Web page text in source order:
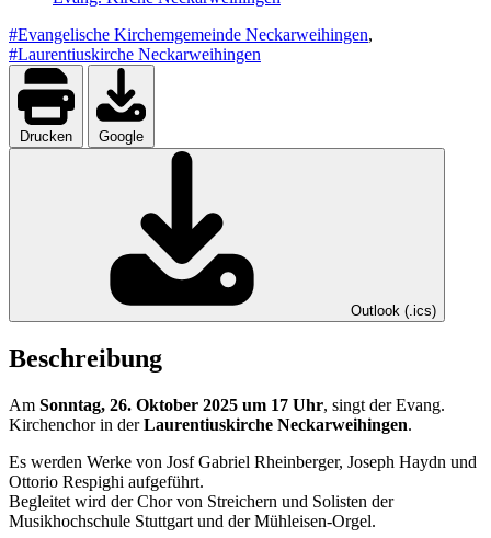
#Evangelische Kirchemgemeinde Neckarweihingen,
#Laurentiuskirche Neckarweihingen
Drucken Google
Outlook (.ics)
Beschreibung
Am Sonntag, 26. Oktober 2025 um 17 Uhr, singt der Evang.
Kirchenchor in derLaurentiuskirche Neckarweihingen.
Es werden Werke von Josf Gabriel Rheinberger, Joseph Haydn und
Ottorio Respighi aufgeführt.
Begleitet wird der Chor von Streichern und Solisten der
Musikhochschule Stuttgart und der Mühleisen-Orgel.